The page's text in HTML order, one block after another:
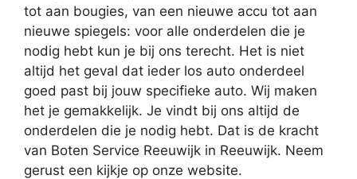
tot aan bougies, van een nieuwe accu tot aan
nieuwe spiegels: voor alle onderdelen die je
nodig hebt kun je bij ons terecht. Het is niet
altijd het geval dat ieder los auto onderdeel
goed past bij jouw specifieke auto. Wij maken
het je gemakkelijk. Je vindt bij ons altijd de
onderdelen die je nodig hebt. Dat is de kracht
van Boten Service Reeuwijk in Reeuwijk. Neem
gerust een kijkje op onze website.